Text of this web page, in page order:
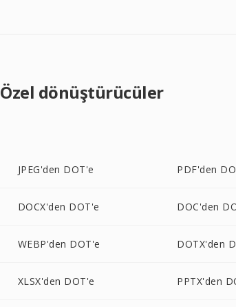
Özel dönüştürücüler
JPEG'den DOT'e PDF'den
DOCX'den DOT'e DOC'den
WEBP'den DOT'e DOTX'den
XLSX'den DOT'e PPTX'den